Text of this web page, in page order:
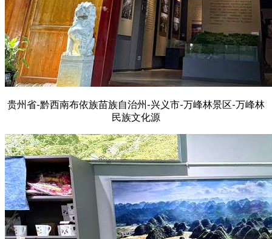
贵州省-黔西南布依族苗族自治州-兴义市-万峰林景区-万峰林
民族文化源